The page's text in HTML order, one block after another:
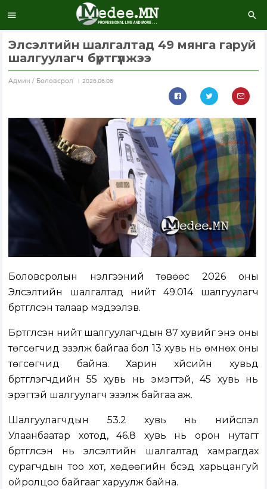
Элсэлтийн шалгалтад 49 мянга гаруй
шалгуулагч бүртгүүлжээ
Aдмин / Боловсрол 2026.06.06
Боловсролын үнэлгээний төвөөс 2026 оны
Элсэлтийн шалгалтад нийт 49.014 шалгуулагч
бүртгүүлсэн талаар мэдээлэв.
Бүртгүүлсэн нийт шалгуулагчдын 87 хувийг энэ оны
төгсөгчид эзэлж байгаа бол 13 хувь нь өмнөх оны
төгсөгчид байна. Харин хүйсийн хувьд
бүртгүүлэгчдийн 55 хувь нь эмэгтэй, 45 хувь нь
эрэгтэй шалгуулагч эзэлж байгаа аж.
Шалгуулагчдын 53.2 хувь нь нийслэл
Улаанбаатар хотод, 46.8 хувь нь орон нутагт
бүртгүүлсэн нь элсэлтийн шалгалтад хамрагдах
сурагчдын тоо хот, хөдөөгийн бүсэд харьцангуй
ойролцоо байгааг харуулж байна.